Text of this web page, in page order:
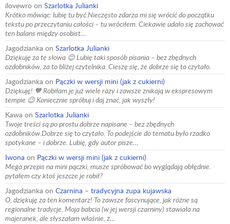
ilovewro on Szarlotka Julianki
Krótko mówiąc: lubię tu być.Nieczęsto zdarza mi się wrócić do początku
tekstu po przeczytaniu całości – tu wróciłem. Ciekawie udało się zachować
ten balans między osobist…
Jagodzianka on Szarlotka Julianki
Dziękuję za te słowa 😊 Lubię taki sposób pisania – bez zbędnych
ozdobników, za to bliżej czytelnika. Cieszę się, że dobrze się to czytało.
Jagodzianka on Pączki w wersji mini (jak z cukierni)
Dziękuję! 🧡 Robiłam je już wiele razy i zawsze znikają w ekspresowym
tempie 😉 Koniecznie spróbuj i daj znać, jak wyszły!
Kawa on Szarlotka Julianki
Twoje treści są po prostu dobrze napisane – bez zbędnych
ozdobników.Dobrze się to czytało. To podejście do tematu było rzadko
spotykane – i dobrze. Lubię, gdy autor pisze…
Iwona on Pączki w wersji mini (jak z cukierni)
Mega przepis na mini pączki, musze spróbować bo wyglądają obłędnie.
pytałem czy ktoś jeszcze je robił?
Jagodzianka on Czarnina – tradycyjna zupa kujawska
O, dziękuję za ten komentarz! To zawsze fascynujące, jak różne są
regionalne tradycje. Moja babcia (w jej wersji czarniny) stawiała na
majeranek, ale słyszałam właśnie, ż…